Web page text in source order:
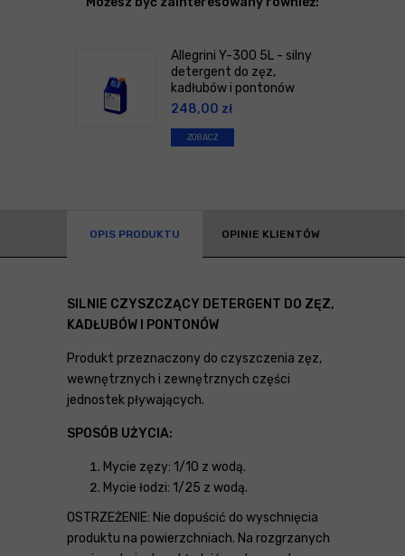
Allegrini Y-300 5L - silny
detergent do zęz,
kadłubów i pontonów
248,00 zł
ZOBACZ
OPIS PRODUKTU OPINIE KLIENTÓW
SILNIE CZYSZCZĄCY DETERGENT DO ZĘZ,
KADŁUBÓW I PONTONÓW
Produkt przeznaczony do czyszczenia zęz,
wewnętrznych i zewnętrznych części
jednostek pływających.
SPOSÓB UŻYCIA:
Mycie zęzy: 1/10 z wodą.
Mycie łodzi: 1/25 z wodą.
OSTRZEŻENIE: Nie dopuścić do wyschnięcia
produktu na powierzchniach. Na rozgrzanych